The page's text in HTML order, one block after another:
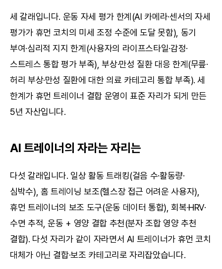
세 갈래입니다. 운동 자세 평가 한계(AI 카메라·센서의 자세
평가가 휴먼 코치의 미세 조정 수준에 도달 못함), 동기
부여·심리적 지지 한계(사용자의 라이프스타일·감정·
스트레스 통합 평가 부족), 부상·만성 질환 대응 한계(무릎·
허리 부상·만성 질환에 대한 의료 카테고리 통합 부족). 세
한계가 휴먼 트레이너 결합 운영이 표준 자리가 되게 만든
5년 자산입니다.
AI 트레이너의 자라는 자리는
다섯 갈래입니다. 일상 활동 트래킹(걸음 수·활동량·
심박수), 홈 트레이닝 보조(헬스장 접근 어려운 사용자),
휴먼 트레이너의 보조 도구(운동 데이터 통합), 회복·HRV·
수면 추적, 운동 + 영양 결합 추천(분자 조합 영양 추천
결합). 다섯 자리가 같이 자라면서 AI 트레이너가 휴먼 코치
대체가 아닌 결합·보조 카테고리로 자리잡았습니다.